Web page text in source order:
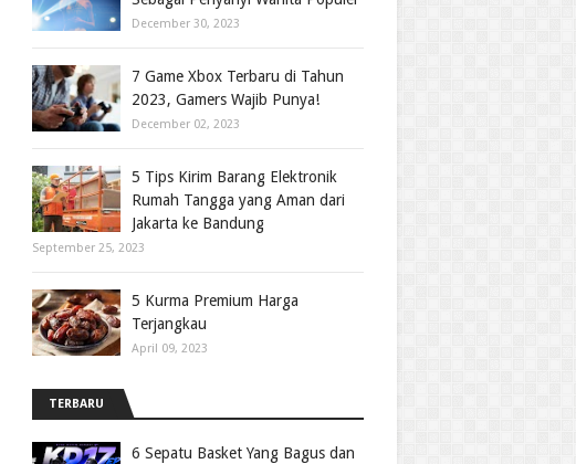
December 30, 2023
7 Game Xbox Terbaru di Tahun
2023, Gamers Wajib Punya!
December 02, 2023
5 Tips Kirim Barang Elektronik
Rumah Tangga yang Aman dari
Jakarta ke Bandung
September 25, 2023
5 Kurma Premium Harga
Terjangkau
April 09, 2023
TERBARU
6 Sepatu Basket Yang Bagus dan